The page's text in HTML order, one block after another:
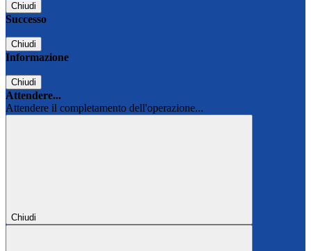
Chiudi
Successo
Chiudi
Informazione
Chiudi
Attendere...
Attendere il completamento dell'operazione...
Chiudi